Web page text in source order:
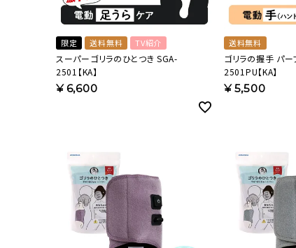
限定 送料無料 TV紹介
スーパーゴリラのひとつき SGA-
2501【KA】
¥6,600
送料無料
ゴリラの握手 パ
2501PU【KA】
¥5,500